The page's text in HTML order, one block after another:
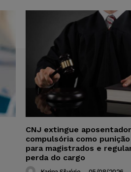
CNJ extingue
compulsória como
para magistrados e
perda do cargo